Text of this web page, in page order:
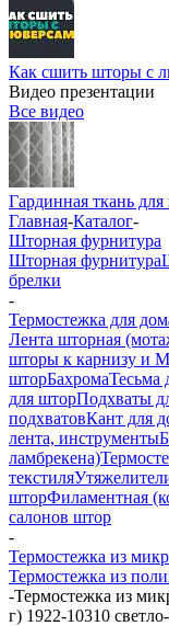
Как сшить шторы с
Видео презентации
Все видео
Гардинная ткань
Главная-Каталог-
Шторная фурнитура
Шторная фурнитура
брелки
-
Термостежка для
Лента шторная
шторы к карнизу и
шторБахромаТесьма
для шторПодхваты
подхватовКант для
лента, инструменты
ламбрекена)
текстиля
шторФиламентная
салонов штор
-
Термостежка из
Термостежка из
-Термостежка из
г) 1922-10310